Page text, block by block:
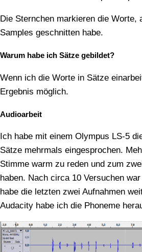
Die Sternchen markieren die Worte,
Samples geschnitten habe.
Warum habe ich Sätze gebildet?
Wenn ich die Worte in Sätze
Ergebnis möglich.
Audioarbeit
Ich habe mit einem Olympus LS-5
Sätze mehrmals eingesprochen.
Stimme warm zu reden und zum
haben. Nach circa 10 Versuchen
habe die letzten zwei Aufnahmen
Audacity habe ich die Phoneme